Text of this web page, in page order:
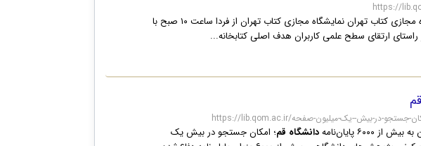
هفتمین نمایشگا مجازی کتاب تهران آغاز به کار هفتمین نمایشگاه مجازی کتاب تهران نمایشگاه مجازی کتاب تهران از فردا ساعت ۱۰ صبح با
پایان‌نامه دانشگاه قم؛ امکان جستجو در بیش یک